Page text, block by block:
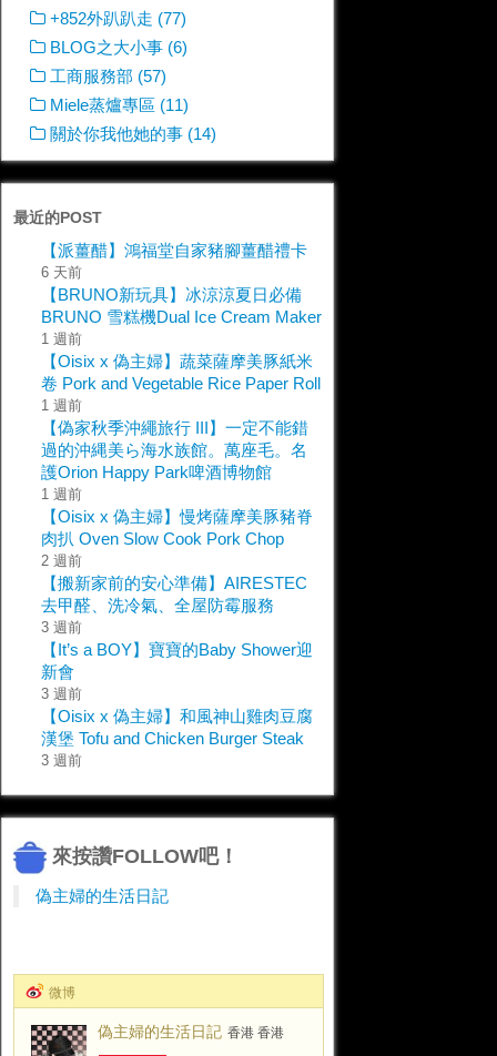
+852外趴趴走 (77)
BLOG之大小事 (6)
工商服務部 (57)
Miele蒸爐專區 (11)
關於你我他她的事 (14)
最近的POST
【派薑醋】鴻福堂自家豬腳薑醋禮卡
6 天前
【BRUNO新玩具】冰涼涼夏日必備
BRUNO 雪糕機Dual Ice Cream Maker
1 週前
【Oisix x 偽主婦】蔬菜薩摩美豚紙米
卷 Pork and Vegetable Rice Paper Roll
1 週前
【偽家秋季沖繩旅行 III】一定不能錯
過的沖縄美ら海水族館。萬座毛。名
護Orion Happy Park啤酒博物館
1 週前
【Oisix x 偽主婦】慢烤薩摩美豚豬脊
肉扒 Oven Slow Cook Pork Chop
2 週前
【搬新家前的安心準備】AIRESTEC
去甲醛、洗冷氣、全屋防霉服務
3 週前
【It’s a BOY】寶寶的Baby Shower迎
新會
3 週前
【Oisix x 偽主婦】和風神山雞肉豆腐
漢堡 Tofu and Chicken Burger Steak
3 週前
來按讚FOLLOW吧！
偽主婦的生活日記